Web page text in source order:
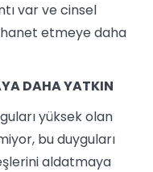
var ve cinsel
etmeye daha
DAHA YATKIN
yüksek olan
bu duyguları
aldatmaya